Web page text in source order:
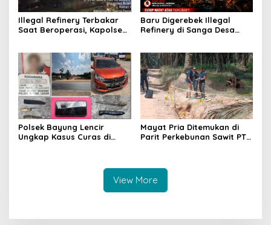
Illegal Refinery Terbakar
Saat Beroperasi, Kapolsek
Pencegahan Terus
Dilakukan
Baru Digerebek Illegal
Refinery di Sanga Desa
Polsek Bayung Lencir
Ungkap Kasus Curas di
Mayat Pria Ditemukan di
Parit Perkebunan Sawit PT
View More